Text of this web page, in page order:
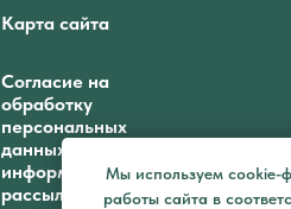
Мы используем cookie-
работы сайта в
Карта сайта
Согласие на
обработку
персональных
данных и получение
информационных
рассылок